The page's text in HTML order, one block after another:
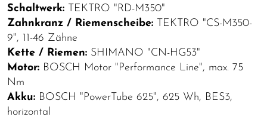
Schaltwerk: TEKTRO "RD-M350"
Zahnkranz / Riemenscheibe: TEKTRO "CS-M350-
9", 11-46 Zähne
Kette / Riemen: SHIMANO "CN-HG53"
Motor: BOSCH Motor "Performance Line", max. 75
Nm
Akku: BOSCH "PowerTube 625", 625 Wh, BES3,
horizontal